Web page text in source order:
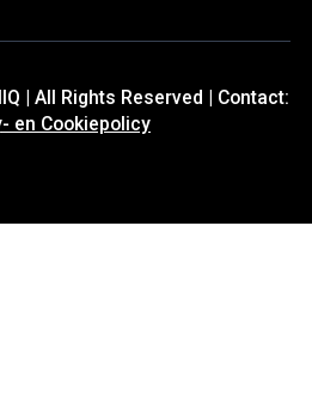
| All Rights Reserved | Contact:
en Cookiepolicy